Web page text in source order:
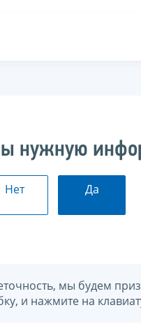
нужную
Нет Да
мы будем
и нажмите на